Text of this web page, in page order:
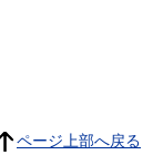
ページ上部へ戻る